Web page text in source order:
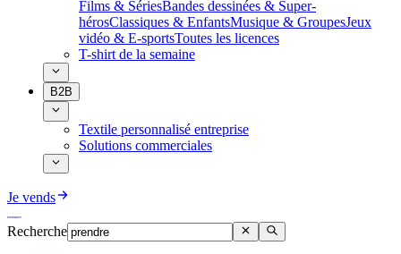
Films & SériesBandes dessinées & Super-
hérosClassiques & EnfantsMusique & GroupesJeux
vidéo & E-sportsToutes les licences
T-shirt de la semaine
B2B
Textile personnalisé entreprise
Solutions commerciales
Je vends
Recherche